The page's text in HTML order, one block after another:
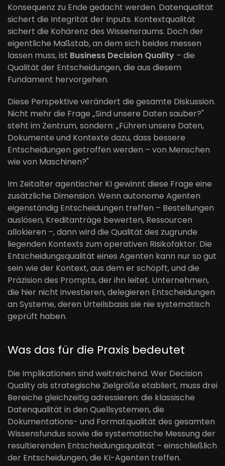
Konsequenz zu Ende gedacht werden. Datenqualität
sichert die Integrität der Inputs. Kontextqualität
sichert die Kohärenz des Wissensraums. Doch der
eigentliche Maßstab, an dem sich beides messen
lassen muss, ist Business Decision Quality – die
Qualität der Entscheidungen, die aus diesem
Fundament hervorgehen.
Diese Perspektive verändert die gesamte Diskussion.
Nicht mehr die Frage „Sind unsere Daten sauber?"
steht im Zentrum, sondern: „Führen unsere Daten,
Dokumente und Kontexte dazu, dass bessere
Entscheidungen getroffen werden – von Menschen
wie von Maschinen?"
Im Zeitalter agentischer KI gewinnt diese Frage eine
zusätzliche Dimension. Wenn autonome Agenten
eigenständig Entscheidungen treffen – Bestellungen
auslösen, Kreditanträge bewerten, Ressourcen
allokieren –, dann wird die Qualität des zugrunde
liegenden Kontexts zum operativen Risikofaktor. Die
Entscheidungsqualität eines Agenten kann nur so gut
sein wie der Kontext, aus dem er schöpft, und die
Präzision des Prompts, der ihn leitet. Unternehmen,
die hier nicht investieren, delegieren Entscheidungen
an Systeme, deren Urteilsbasis sie nie systematisch
geprüft haben.
Was das für die Praxis bedeutet
Die Implikationen sind weitreichend. Wer Decision
Quality als strategische Zielgröße etabliert, muss drei
Bereiche gleichzeitig adressieren: die klassische
Datenqualität in den Quellsystemen, die
Dokumentations- und Formatqualität des gesamten
Wissensfundus sowie die systematische Messung der
resultierenden Entscheidungsqualität – einschließlich
der Entscheidungen, die KI-Agenten treffen.